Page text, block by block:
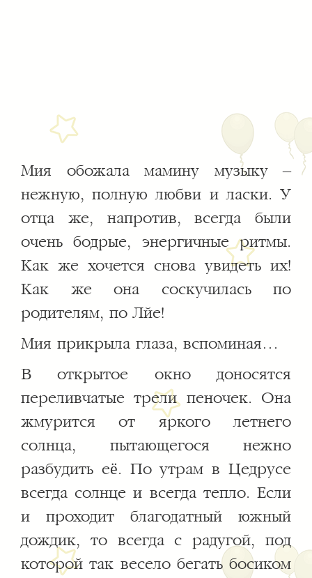
Мия обожала мамину музыку –
нежную, полную любви и ласки. У
отца же, напротив, всегда были
очень бодрые, энергичные ритмы.
Как же хочется снова увидеть их!
Как же она соскучилась по
родителям, по Лéе!
Мия прикрыла глаза, вспоминая…
В открытое окно доносятся
переливчатые трели пеночек. Она
жмурится от яркого летнего
солнца, пытающегося нежно
разбудить её. По утрам в Цедрусе
всегда солнце и всегда тепло. Если
и проходит благодатный южный
дождик, то всегда с радугой, под
которой так весело бегать босиком